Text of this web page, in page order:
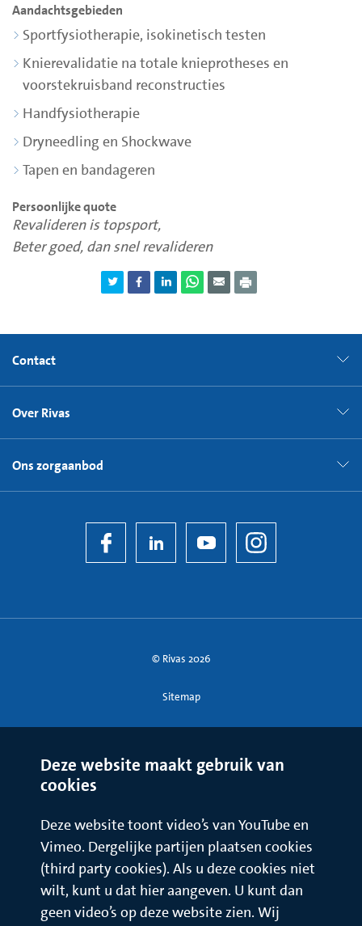
Aandachtsgebieden
Sportfysiotherapie, isokinetisch testen
Knierevalidatie na totale knieprotheses en
voorstekruisband reconstructies
Handfysiotherapie
Dryneedling en Shockwave
Tapen en bandageren
Persoonlijke quote
Revalideren is topsport,
Beter goed, dan snel revalideren
Contact
Over Rivas
Ons zorgaanbod
© Rivas 2026
Sitemap
Deze website maakt gebruik van
cookies
Deze website toont video’s van YouTube en
Vimeo. Dergelijke partijen plaatsen cookies
(third party cookies). Als u deze cookies niet
wilt, kunt u dat hier aangeven. U kunt dan
geen video’s op deze website zien. Wij